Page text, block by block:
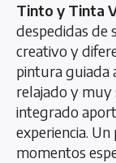
Tinto y Tinta
despedidas de
creativo y
pintura guiada
relajado y muy
integrado
experiencia.
momentos